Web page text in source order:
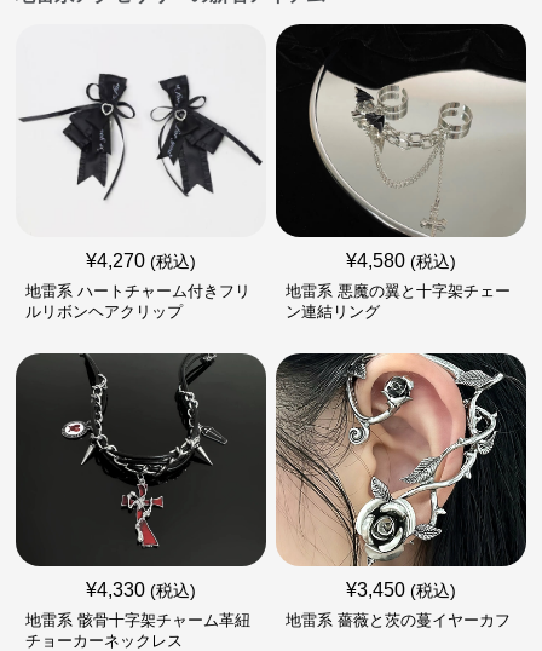
¥4,270 (税込)
地雷系 ハートチャーム付きフリ
ルリボンヘアクリップ
¥4,580 (税込)
地雷系 悪魔の翼と十字架チェー
ン連結リング
¥4,330 (税込)
地雷系 骸骨十字架チャーム革紐
チョーカーネックレス
¥3,450 (税込)
地雷系 薔薇と茨の蔓イヤーカフ